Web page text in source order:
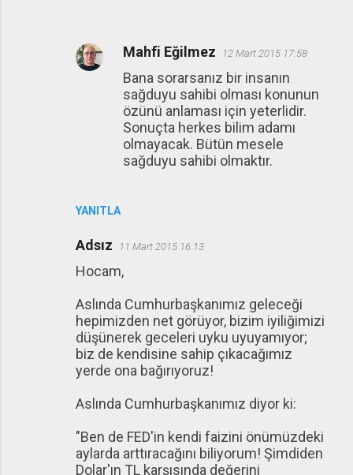
YANITLA
Mahfi Eğilmez 12 Mart 2015 17:58
Bana sorarsanız bir insanın
sağduyu sahibi olması konunun
özünü anlaması için yeterlidir.
Sonuçta herkes bilim adamı
olmayacak. Bütün mesele
sağduyu sahibi olmaktır.
Adsız 11 Mart 2015 16:13
Hocam,
Aslında Cumhurbaşkanımız geleceği
hepimizden net görüyor, bizim iyiliğimizi
düşünerek geceleri uyku uyuyamıyor;
biz de kendisine sahip çıkacağımız
yerde ona bağırıyoruz!
Aslında Cumhurbaşkanımız diyor ki:
"Ben de FED'in kendi faizini önümüzdeki
aylarda arttıracağını biliyorum! Şimdiden
Dolar'ın TL karşısında değerini